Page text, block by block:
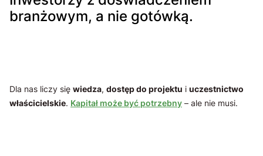
branżowym, a nie gotówką.
Dla nas liczy się wiedza, dostęp do projektu i uczestnictwo
właścicielskie. Kapitał może być potrzebny – ale nie musi.